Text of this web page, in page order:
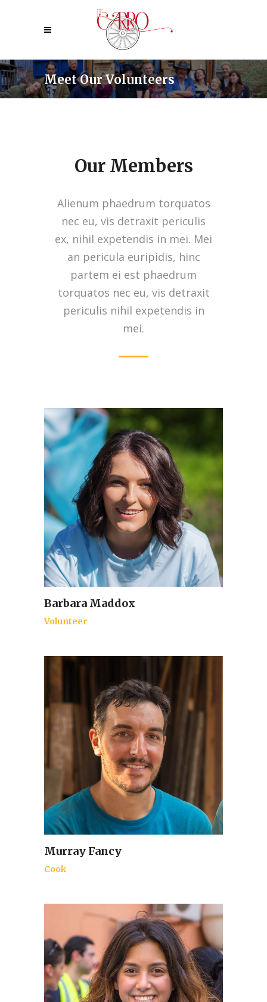
Meet Our Volunteers
Our Members
Alienum phaedrum torquatos
nec eu, vis detraxit periculis
ex, nihil expetendis in mei. Mei
an pericula euripidis, hinc
partem ei est phaedrum
torquatos nec eu, vis detraxit
periculis nihil expetendis in
mei.
Barbara Maddox
Volunteer
Murray Fancy
Cook